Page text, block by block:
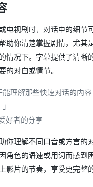
电视剧时，对话中的细节
助你清楚掌握剧情，尤其
情况下。字幕提供了清晰
的对白或情节。
能理解那些快速对话的内
好者的分享
你理解不同口音或方言的
角色的语速或用词而感到
影片的节奏，享受更完整